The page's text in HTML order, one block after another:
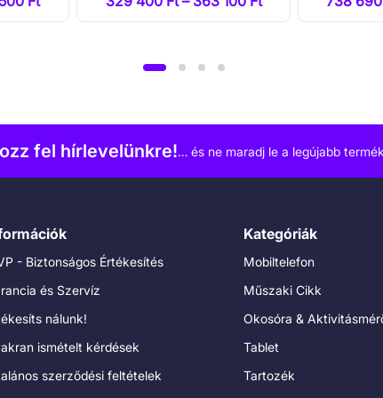
fel hírlevelünkre!… és ne maradj le a legújabb
- Biztonságos Értékesítés
és Szervíz
nálunk!
ismételt kérdések
szerződési feltételek
Kategóriák
Mobiltelefon
Műszaki Cikk
Okosóra &
Tablet
Tartozék